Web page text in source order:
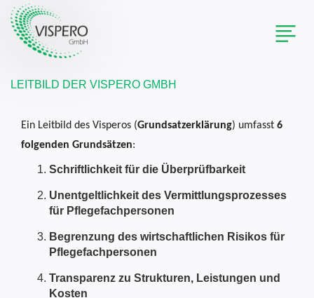
LEITBILD DER VISPERO GMBH
Ein Leitbild des Visperos (Grundsatzerklärung) umfasst 6
folgenden Grundsätzen:
Schriftlichkeit für die Überprüfbarkeit
Unentgeltlichkeit des Vermittlungsprozesses
für Pflegefachpersonen
Begrenzung des wirtschaftlichen Risikos für
Pflegefachpersonen
Transparenz zu Strukturen, Leistungen und
Kosten